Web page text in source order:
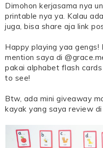
Dimohon kerjasama nya
printable nya ya. Kalau
juga, bisa share aja link
Happy playing yaa
mention saya di
pakai alphabet flash
to see!
Btw, ada mini giveaway
kayak yang saya review di